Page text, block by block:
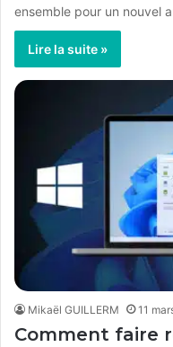
ensemble pour un nouvel
Lire la suite »
Mikaël GUILLERM 11
Comment faire